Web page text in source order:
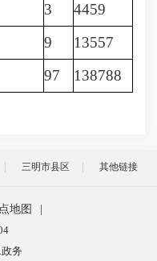
3
4459
9
13557
97 138788
三明市县区 其他链接
地图
务